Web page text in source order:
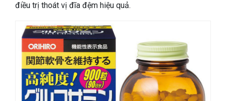
điều trị thoát vị đĩa đệm hiệu quả.